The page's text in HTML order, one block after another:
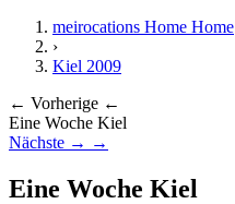
meirocations Home Home
›
Kiel 2009
← Vorherige ←
Eine Woche Kiel
Nächste → →
Eine Woche Kiel